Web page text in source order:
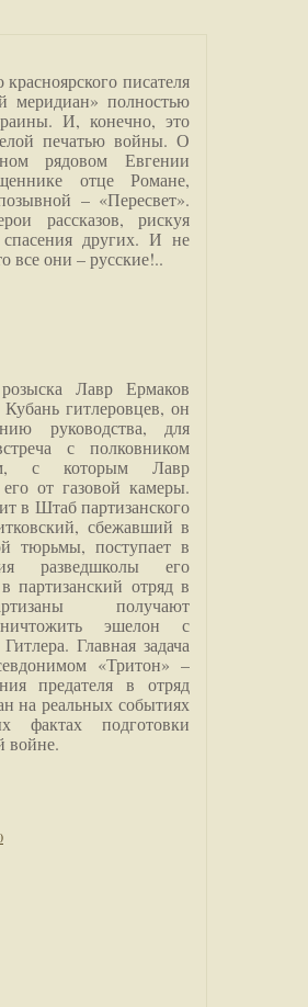
писателя
меридиан» полностью
И, конечно, это
печатью войны. О
рядовом Евгении
отце Романе,
– «Пересвет».
рассказов, рискуя
других. И не
все они – русские!..
Лавр Ермаков
гитлеровцев, он
руководства, для
с полковником
с которым Лавр
от газовой камеры.
в Штаб партизанского
сбежавший в
тюрьмы, поступает в
разведшколы его
партизанский отряд в
получают
эшелон с
Главная задача
«Тритон» –
предателя в отряд
на реальных событиях
фактах подготовки
войне.